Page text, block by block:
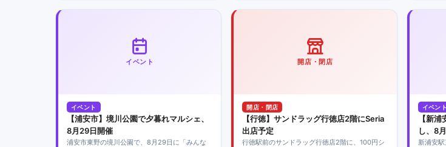
イベント
イベント
【浦安市】境川公園で夕暮れマルシェ、
8月29日開催
浦安市東野の境川公園で、8月29日に「みんな
開店・閉店
開店・閉店
【行徳】サンドラッグ行徳店2階にSeria
出店予定
行徳駅前のサンドラッグ行徳店2階に、100円シ
イベント
【新
し、8
新浦安